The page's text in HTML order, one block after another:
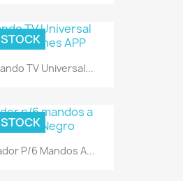
TV Universal...
P/6 Mandos A...